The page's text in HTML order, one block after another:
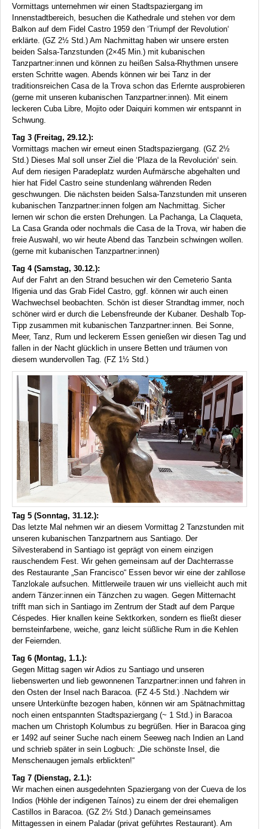
Vormittags unternehmen wir einen Stadtspaziergang im
Innenstadtbereich, besuchen die Kathedrale und stehen vor dem
Balkon auf dem Fidel Castro 1959 den ‘Triumpf der Revolution‘
erklärte. (GZ 2½ Std.) Am Nachmittag haben wir unsere ersten
beiden Salsa-Tanzstunden (2×45 Min.) mit kubanischen
Tanzpartner:innen und können zu heißen Salsa-Rhythmen unsere
ersten Schritte wagen. Abends können wir bei Tanz in der
traditionsreichen Casa de la Trova schon das Erlernte ausprobieren
(gerne mit unseren kubanischen Tanzpartner:innen). Mit einem
leckeren Cuba Libre, Mojito oder Daiquiri kommen wir entspannt in
Schwung.
Tag 3 (Freitag, 29.12.):
Vormittags machen wir erneut einen Stadtspaziergang. (GZ 2½
Std.) Dieses Mal soll unser Ziel die ‘Plaza de la Revolución‘ sein.
Auf dem riesigen Paradeplatz wurden Aufmärsche abgehalten und
hier hat Fidel Castro seine stundenlang währenden Reden
geschwungen. Die nächsten beiden Salsa-Tanzstunden mit unseren
kubanischen Tanzpartner:innen folgen am Nachmittag. Sicher
lernen wir schon die ersten Drehungen. La Pachanga, La Claqueta,
La Casa Granda oder nochmals die Casa de la Trova, wir haben die
freie Auswahl, wo wir heute Abend das Tanzbein schwingen wollen.
(gerne mit kubanischen Tanzpartner:innen)
Tag 4 (Samstag, 30.12.):
Auf der Fahrt an den Strand besuchen wir den Cemeterio Santa
Ifigenia und das Grab Fidel Castro, ggf. können wir auch einen
Wachwechsel beobachten. Schön ist dieser Strandtag immer, noch
schöner wird er durch die Lebensfreunde der Kubaner. Deshalb Top-
Tipp zusammen mit kubanischen Tanzpartner:innen. Bei Sonne,
Meer, Tanz, Rum und leckerem Essen genießen wir diesen Tag und
fallen in der Nacht glücklich in unsere Betten und träumen von
diesem wundervollen Tag. (FZ 1½ Std.)
Tag 5 (Sonntag, 31.12.):
Das letzte Mal nehmen wir an diesem Vormittag 2 Tanzstunden mit
unseren kubanischen Tanzpartnern aus Santiago. Der
Silvesterabend in Santiago ist geprägt von einem einzigen
rauschendem Fest. Wir gehen gemeinsam auf der Dachterrasse
des Restaurante „San Francisco“ Essen bevor wir eine der zahllose
Tanzlokale aufsuchen. Mittlerweile trauen wir uns vielleicht auch mit
andern Tänzer:innen ein Tänzchen zu wagen. Gegen Mitternacht
trifft man sich in Santiago im Zentrum der Stadt auf dem Parque
Céspedes. Hier knallen keine Sektkorken, sondern es fließt dieser
bernsteinfarbene, weiche, ganz leicht süßliche Rum in die Kehlen
der Feiernden.
Tag 6 (Montag, 1.1.):
Gegen Mittag sagen wir Adios zu Santiago und unseren
liebenswerten und lieb gewonnenen Tanzpartner:innen und fahren in
den Osten der Insel nach Baracoa. (FZ 4-5 Std.) .Nachdem wir
unsere Unterkünfte bezogen haben, können wir am Spätnachmittag
noch einen entspannten Stadtspaziergang (~ 1 Std.) in Baracoa
machen um Christoph Kolumbus zu begrüßen. Hier in Baracoa ging
er 1492 auf seiner Suche nach einem Seeweg nach Indien an Land
und schrieb später in sein Logbuch: „Die schönste Insel, die
Menschenaugen jemals erblickten!“
Tag 7 (Dienstag, 2.1.):
Wir machen einen ausgedehnten Spaziergang von der Cueva de los
Indios (Höhle der indigenen Taínos) zu einem der drei ehemaligen
Castillos in Baracoa. (GZ 2½ Std.) Danach gemeinsames
Mittagessen in einem Paladar (privat geführtes Restaurant). Am